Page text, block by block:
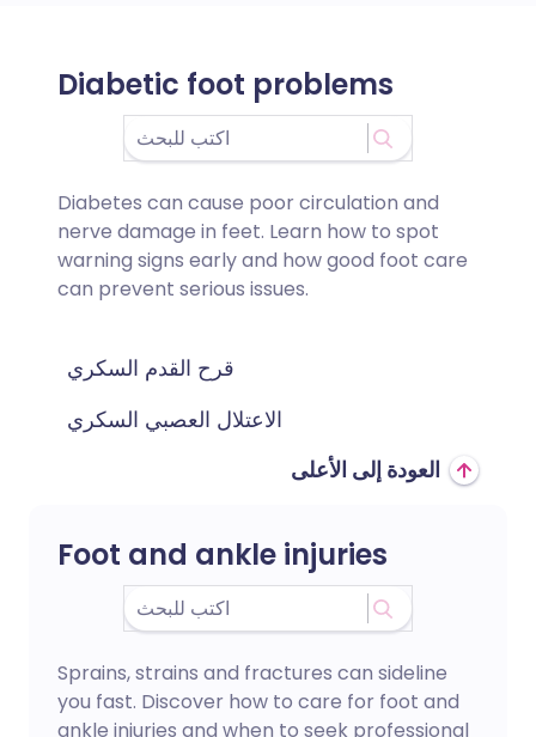
Diabetic foot problems
Diabetes can cause poor circulation and
nerve damage in feet. Learn how to spot
warning signs early and how good foot care
can prevent serious issues.
قرح القدم السكري
الاعتلال العصبي السكري
العودة إلى الأعلى
Foot and ankle injuries
Sprains, strains and fractures can sideline
you fast. Discover how to care for foot and
ankle injuries and when to seek professional